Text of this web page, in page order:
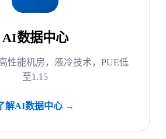
AI数据中心
性能机房，液冷技术，PUE低
至1.15
解AI数据中心 →